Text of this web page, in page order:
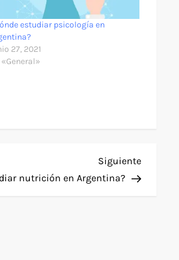
estudiar psicología en
27, 2021
«General»
Siguiente
entrada
Siguiente
nutrición en Argentina?